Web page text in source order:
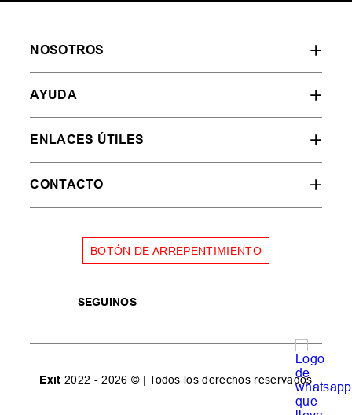
NOSOTROS
AYUDA
ENLACES ÚTILES
CONTACTO
BOTÓN DE ARREPENTIMIENTO
SEGUINOS
Exit 2022 - 2026 © | Todos los derechos reservados